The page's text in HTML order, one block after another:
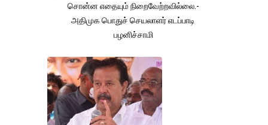
சொன்ன எதையும் நிறைவேற்றவில்லை.-
அதிமுக பொதுச் செயலாளர் எடப்பாடி
பழனிச்சாமி